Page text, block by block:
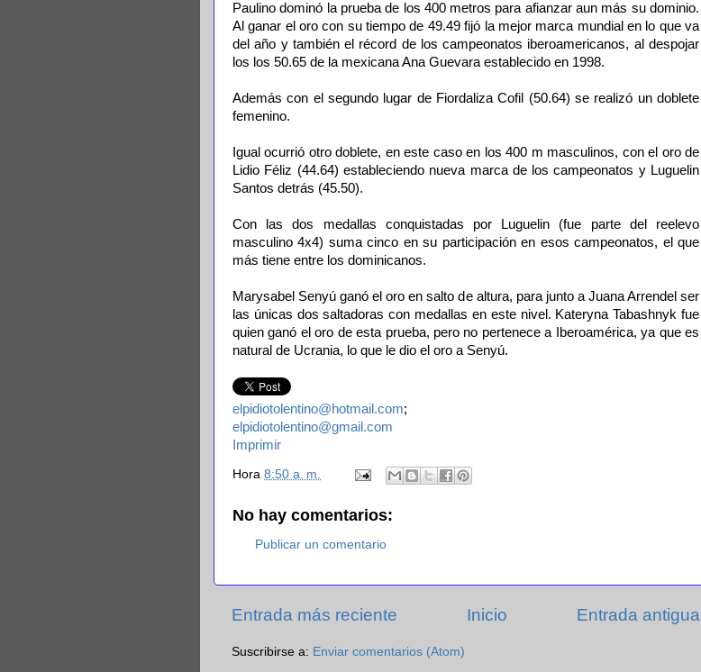
Paulino dominó la prueba de los 400 metros para afianzar aun más su dominio.
Al ganar el oro con su tiempo de 49.49 fijó la mejor marca mundial en lo que va
del año y también el récord de los campeonatos iberoamericanos, al despojar
los los 50.65 de la mexicana Ana Guevara establecido en 1998.
Además con el segundo lugar de Fiordaliza Cofil (50.64) se realizó un doblete
femenino.
Igual ocurrió otro doblete, en este caso en los 400 m masculinos, con el oro de
Lidio Féliz (44.64) estableciendo nueva marca de los campeonatos y Luguelin
Santos detrás (45.50).
Con las dos medallas conquistadas por Luguelin (fue parte del reelevo
masculino 4x4) suma cinco en su participación en esos campeonatos, el que
más tiene entre los dominicanos.
Marysabel Senyú ganó el oro en salto de altura, para junto a Juana Arrendel ser
las únicas dos saltadoras con medallas en este nivel. Kateryna Tabashnyk fue
quien ganó el oro de esta prueba, pero no pertenece a Iberoamérica, ya que es
natural de Ucrania, lo que le dio el oro a Senyú.
elpidiotolentino@hotmail.com;
elpidiotolentino@gmail.com
Imprimir
Hora 8:50 a. m.
No hay comentarios:
Publicar un comentario
Entrada más reciente Entrada antigua
Inicio
Suscribirse a: Enviar comentarios (Atom)